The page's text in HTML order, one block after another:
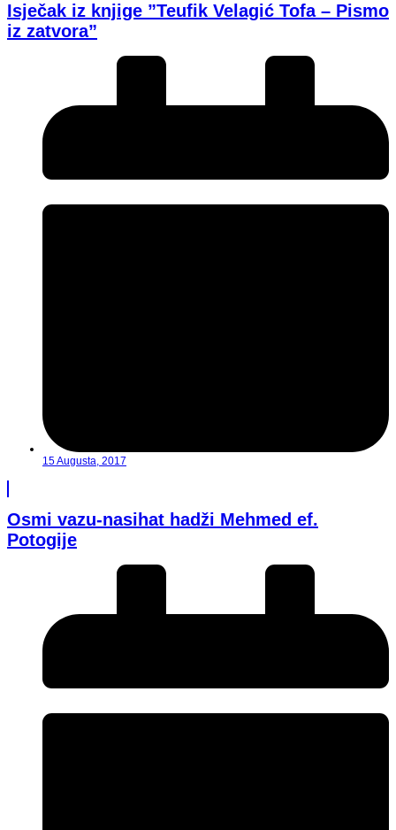
Isječak iz knjige ”Teufik Velagić Tofa – Pismo
iz zatvora”
15 Augusta, 2017
Osmi vazu-nasihat hadži Mehmed ef.
Potogije